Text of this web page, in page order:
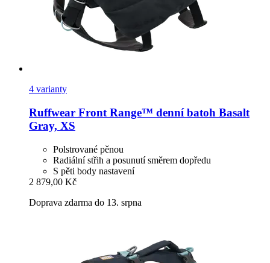
4 varianty
Ruffwear Front Range™ denní batoh Basalt
Gray, XS
Polstrované pěnou
Radiální střih a posunutí směrem dopředu
S pěti body nastavení
2 879,00 Kč
Doprava zdarma do 13. srpna